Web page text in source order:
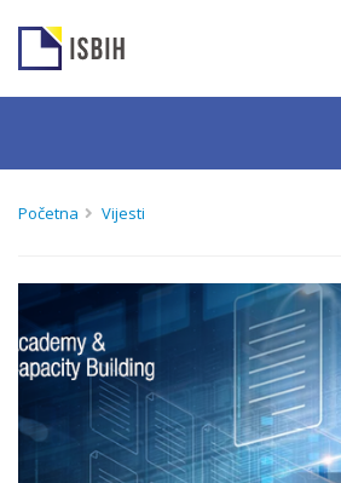
Početna Vijesti